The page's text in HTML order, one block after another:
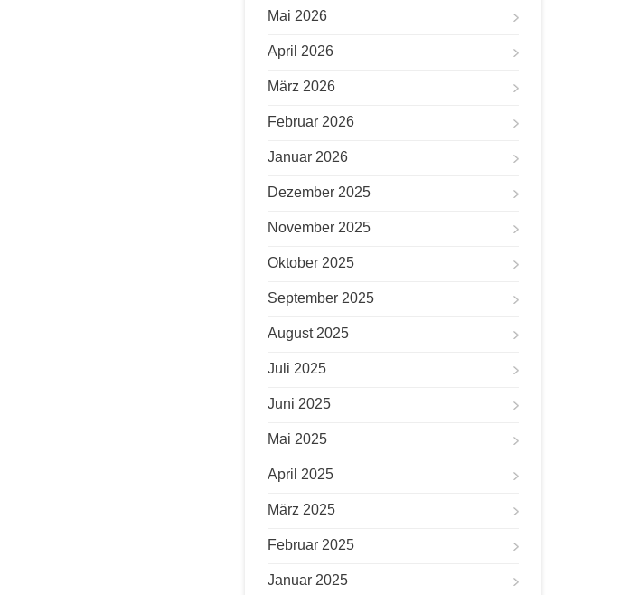
Mai 2026
April 2026
März 2026
Februar 2026
Januar 2026
Dezember 2025
November 2025
Oktober 2025
September 2025
August 2025
Juli 2025
Juni 2025
Mai 2025
April 2025
März 2025
Februar 2025
Januar 2025